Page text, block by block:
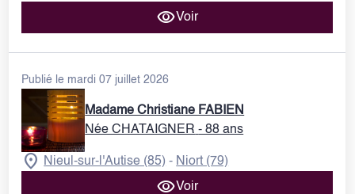
Voir
Publié le mardi 07 juillet 2026
Madame Christiane FABIEN
Née CHATAIGNER - 88 ans
Nieul-sur-l'Autise (85) - Niort (79)
Voir